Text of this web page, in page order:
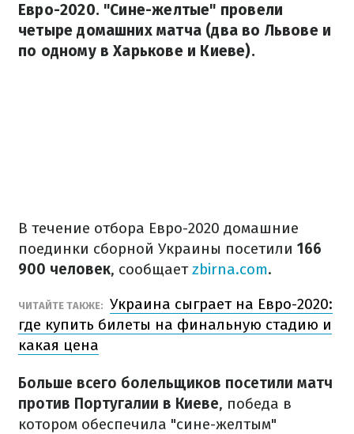
Евро-2020. "Сине-желтые" провели
четыре домашних матча (два во Львове и
по одному в Харькове и Киеве).
В течение отбора Евро-2020 домашние
поединки сборной Украины посетили 166
900 человек, сообщаетzbirna.com.
ЧИТАЙТЕ ТАКЖЕ: Украина сыграет на Евро-2020:
где купить билеты на финальную стадию и
какая цена
Больше всего болельщиков посетили матч
против Португалии в Киеве, победа в
котором обеспечила "сине-желтым"